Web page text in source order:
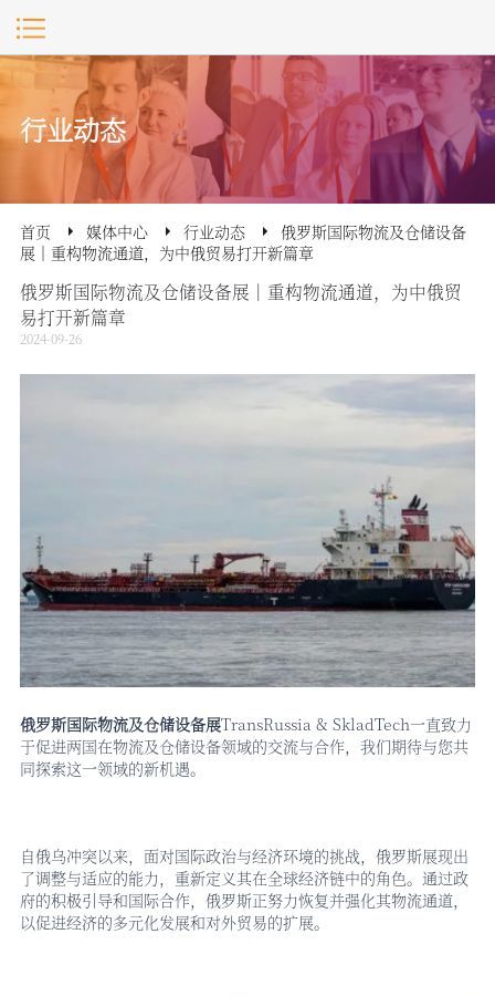
行业动态
首页 媒体中心 行业动态
俄罗斯国际物流及仓储设备
展｜重构物流通道，为中俄贸易打开新篇章
俄罗斯国际物流及仓储设备展｜重构物流通道，为中俄贸
易打开新篇章
2024-09-26
俄罗斯国际物流及仓储设备展TransRussia & SkladTech一直致力
于促进两国在物流及仓储设备领域的交流与合作，我们期待与您共
同探索这一领域的新机遇。
自俄乌冲突以来，面对国际政治与经济环境的挑战，俄罗斯展现出
了调整与适应的能力，重新定义其在全球经济链中的角色。通过政
府的积极引导和国际合作，俄罗斯正努力恢复并强化其物流通道，
以促进经济的多元化发展和对外贸易的扩展。